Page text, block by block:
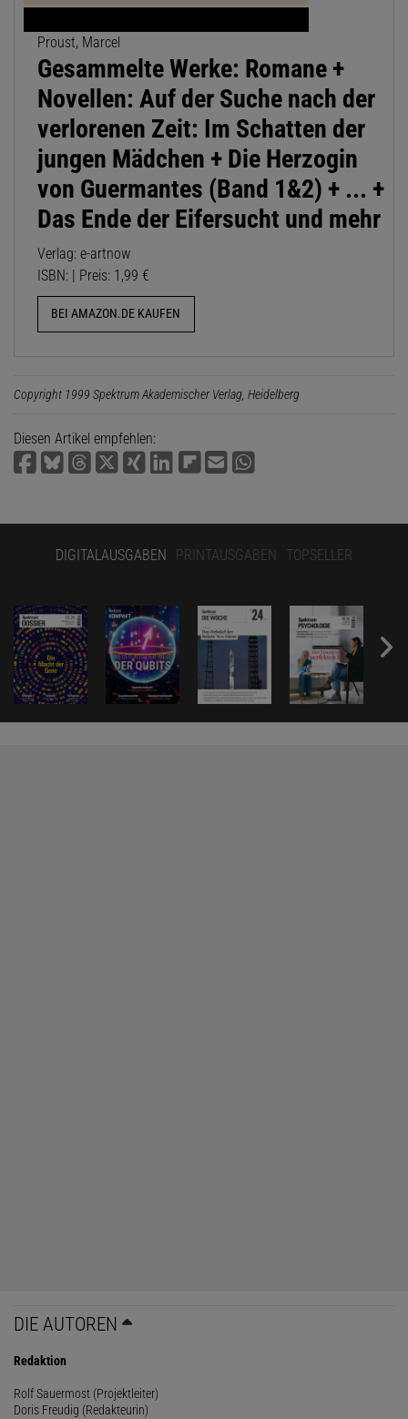
Proust, Marcel
Gesammelte Werke: Romane +
Novellen: Auf der Suche nach der
verlorenen Zeit: Im Schatten der
jungen Mädchen + Die Herzogin
von Guermantes (Band 1&2) + ... +
Das Ende der Eifersucht und mehr
Verlag: e-artnow
ISBN: | Preis: 1,99 €
BEI AMAZON.DE KAUFEN
Copyright 1999 Spektrum Akademischer Verlag, Heidelberg
Diesen Artikel empfehlen:
DIGITALAUSGABEN PRINTAUSGABEN TOPSELLER
DIE AUTOREN
Redaktion
Rolf Sauermost (Projektleiter)
Doris Freudig (Redakteurin)